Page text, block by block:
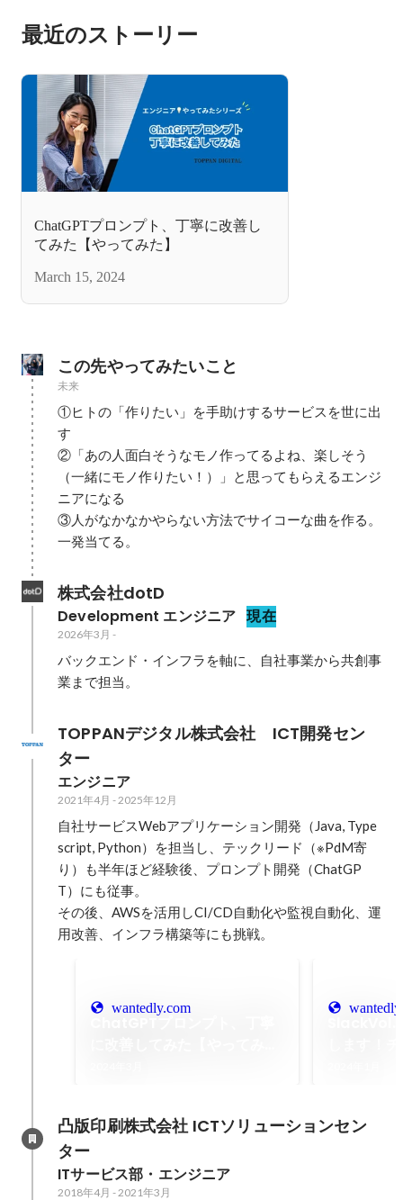
最近のストーリー
ChatGPTプロンプト、丁寧に改善し
てみた【やってみた】
March 15, 2024
この先やってみたいこと
未来
①ヒトの「作りたい」を手助けするサービスを世に出
す
②「あの人面白そうなモノ作ってるよね、楽しそう
（一緒にモノ作りたい！）」と思ってもらえるエンジ
ニアになる
③人がなかなかやらない方法でサイコーな曲を作る。
一発当てる。
株式会社dotD
Development エンジニア 現在
2026年3月 -
バックエンド・インフラを軸に、自社事業から共創事
業まで担当。
TOPPANデジタル株式会社　ICT開発セン
ター
エンジニア
2021年4月 - 2025年12月
自社サービスWebアプリケーション開発（Java, Type
script, Python）を担当し、テックリード（※PdM寄
り）も半年ほど経験後、プロンプト開発（ChatGP
T）にも従事。
その後、AWSを活用しCI/CD自動化や監視自動化、運
用改善、インフラ構築等にも挑戦。
wantedly.com
凸版印刷株式会社 ICTソリューションセン
ター
ITサービス部・エンジニア
2018年4月 - 2021年3月